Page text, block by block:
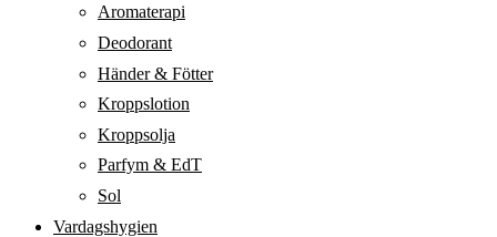
Aromaterapi
Deodorant
Händer & Fötter
Kroppslotion
Kroppsolja
Parfym & EdT
Sol
Vardagshygien